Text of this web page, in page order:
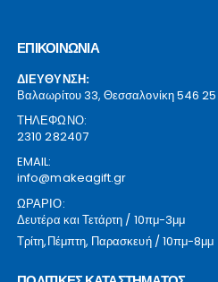
ΕΠΙΚΟΙΝΩΝΙΑ
ΔΙΕΥΘΥΝΣΗ:
Βαλαωρίτου 33, Θεσσαλονίκη 546 25
ΤΗΛΕΦΩΝΟ:
2310 282407
EMAIL:
info@makeagift.gr
ΩΡΑΡΙΟ:
Δευτέρα και Τετάρτη / 10πμ-3μμ
Τρίτη,Πέμπτη, Παρασκευή / 10πμ-8μμ